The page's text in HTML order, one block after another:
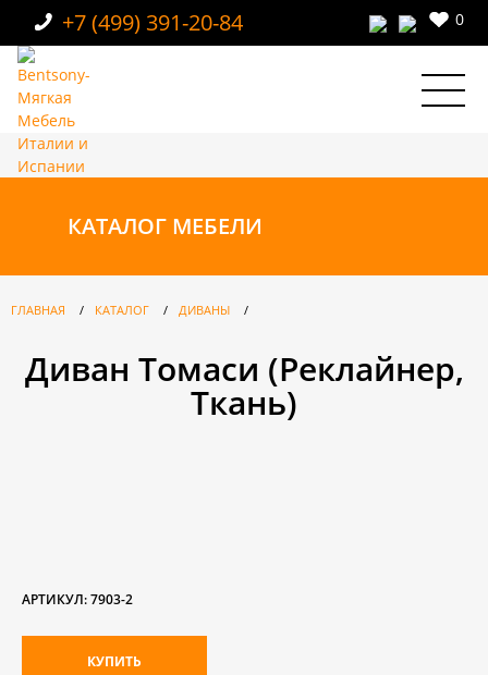
+7 (499) 391-20-84 0
КАТАЛОГ МЕБЕЛИ
ГЛАВНАЯ / КАТАЛОГ / ДИВАНЫ /
Диван Томаси (Реклайнер,
Ткань)
АРТИКУЛ:7903-2